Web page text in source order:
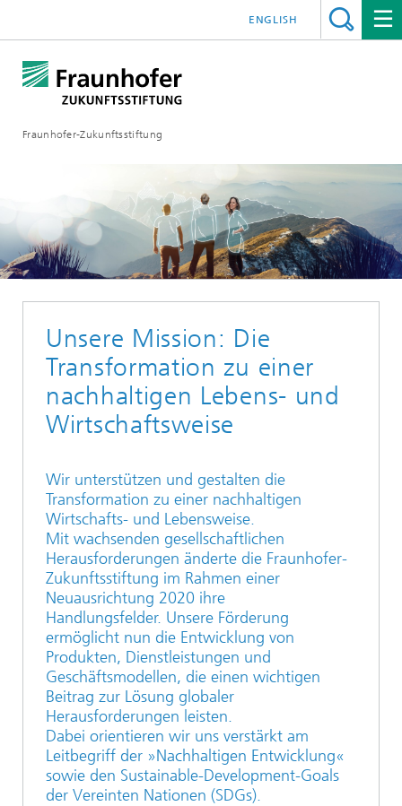
Fraunhofer-Zukunftsstiftung
ENGLISH
Unsere Mission: Die
Transformation zu einer
nachhaltigen Lebens- und
Wirtschaftsweise
Wir unterstützen und gestalten die
Transformation zu einer nachhaltigen
Wirtschafts- und Lebensweise.
Mit wachsenden gesellschaftlichen
Herausforderungen änderte die Fraunhofer-
Zukunftsstiftung im Rahmen einer
Neuausrichtung 2020 ihre
Handlungsfelder. Unsere Förderung
ermöglicht nun die Entwicklung von
Produkten, Dienstleistungen und
Geschäftsmodellen, die einen wichtigen
Beitrag zur Lösung globaler
Herausforderungen leisten.
Dabei orientieren wir uns verstärkt am
Leitbegriff der »Nachhaltigen Entwicklung«
sowie den Sustainable-Development-Goals
der Vereinten Nationen (SDGs).